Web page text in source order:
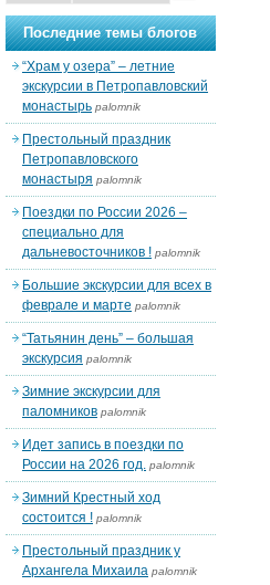
Последние темы блогов
“Храм у озера” – летние
экскурсии в Петропавловский
монастырь palomnik
Престольный праздник
Петропавловского
монастыря palomnik
Поездки по России 2026 –
специально для
дальневосточников ! palomnik
Большие экскурсии для всех в
феврале и марте palomnik
“Татьянин день” – большая
экскурсия palomnik
Зимние экскурсии для
паломников palomnik
Идет запись в поездки по
России на 2026 год. palomnik
Зимний Крестный ход
состоится ! palomnik
Престольный праздник у
Архангела Михаила palomnik